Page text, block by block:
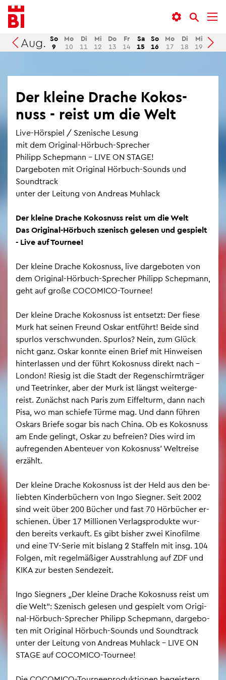
In­
halt
an­
sprin­
Menü
an­
sprin­
gen
Suche
an­
sprin­
gen
Suchen
Aug. So
9
Mo
10
Di
11
Mi
12
Do
13
Fr
14
Sa
15
So
16
Mo
17
Di
18
Mi
19
Do
20
Der klei­ne Dra­che Ko­kos­
nuss - reist um die Welt
Live-Hör­spiel / Sze­ni­sche Le­sung
mit dem Ori­gi­nal-Hör­buch-Spre­cher
Phil­ipp Schep­mann – LIVE ON STAGE!
Dar­ge­bo­ten mit Ori­gi­nal Hör­buch-Sounds und
Sound­track
unter der Lei­tung von An­dre­as Muh­lack
Der klei­ne Dra­che Ko­kos­nuss reist um die Welt
Das Ori­gi­nal-Hör­buch sze­nisch ge­le­sen und ge­spielt
- Live auf Tour­nee!
Der klei­ne Dra­che Ko­kos­nuss, live dar­ge­bo­ten von
dem Ori­gi­nal-Hör­buch-Spre­cher Phil­ipp Schep­mann,
geht auf große CO­CO­MICO-Tour­nee!
Der klei­ne Dra­che Ko­kos­nuss ist ent­setzt: Der fiese
Murk hat sei­nen Freund Oskar ent­führt! Beide sind
spur­los ver­schwun­den. Spur­los? Nein, zum Glück
nicht ganz. Oskar konn­te einen Brief mit Hin­wei­sen
hin­ter­las­sen und der führt Ko­kos­nuss di­rekt nach –
Lon­don! Rie­sig ist die Stadt der Re­gen­schirm­trä­ger
und Tee­trin­ker, aber der Murk ist längst wei­ter­ge­
reist. Zu­nächst nach Paris zum Eif­fel­turm, dann nach
Pisa, wo man schie­fe Türme mag. Und dann füh­ren
Os­kars Brie­fe sogar bis nach China. Ob es Ko­kos­nuss
am Ende ge­lingt, Oskar zu be­frei­en? Dies wird im
auf­re­gen­den Aben­teu­er von Ko­kos­nuss’ Welt­rei­se
er­zählt.
Der klei­ne Dra­che Ko­kos­nuss ist der Held aus den be­
lieb­ten Kin­der­bü­chern von Ingo Sie­gner. Seit 2002
sind weit über 200 Bü­cher und fast 70 Hör­bü­cher er­
schie­nen. Über 17 Mil­lio­nen Ver­lags­pro­duk­te wur­
den be­reits ver­kauft. Es gibt bis­her zwei Ki­no­fil­me
und eine TV-Serie mit bis­lang 2 Staf­feln mit insg. 104
Fol­gen, mit re­gel­mä­ßi­ger Aus­strah­lung auf ZDF und
KIKA zur bes­ten Sen­de­zeit.
Ingo Sie­gners „Der klei­ne Dra­che Ko­kos­nuss reist um
die Welt“: Sze­nisch ge­le­sen und ge­spielt vom Ori­gi­
nal-Hör­buch-Spre­cher Phil­ipp Schep­mann, dar­ge­bo­
ten mit Ori­gi­nal Hör­buch-Sounds und Sound­track
unter der Lei­tung von An­dre­as Muh­lack – LIVE ON
STAGE auf CO­CO­MICO-Tour­nee!